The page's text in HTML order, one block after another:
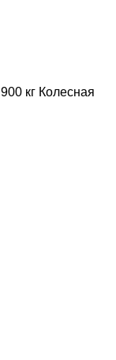
кг Колесная